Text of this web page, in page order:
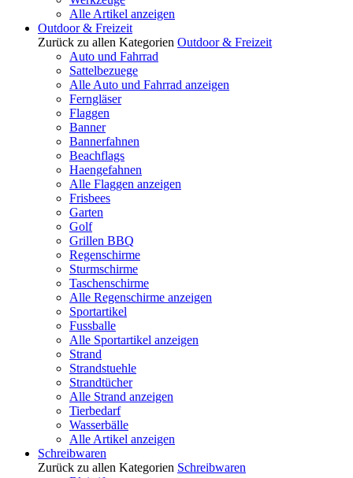
Alle Artikel anzeigen
Outdoor & Freizeit
Zurück zu allen Kategorien Outdoor & Freizeit
Auto und Fahrrad
Sattelbezuege
Alle Auto und Fahrrad anzeigen
Ferngläser
Flaggen
Banner
Bannerfahnen
Beachflags
Haengefahnen
Alle Flaggen anzeigen
Frisbees
Garten
Golf
Grillen BBQ
Regenschirme
Sturmschirme
Taschenschirme
Alle Regenschirme anzeigen
Sportartikel
Fussballe
Alle Sportartikel anzeigen
Strand
Strandstuehle
Strandtücher
Alle Strand anzeigen
Tierbedarf
Wasserbälle
Alle Artikel anzeigen
Schreibwaren
Zurück zu allen Kategorien Schreibwaren